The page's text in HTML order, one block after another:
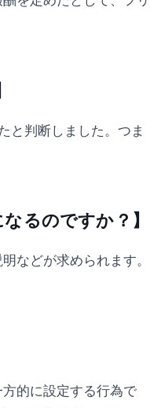
と判断しました。つま
るのですか？】
などが求められます。
的に設定する行為で